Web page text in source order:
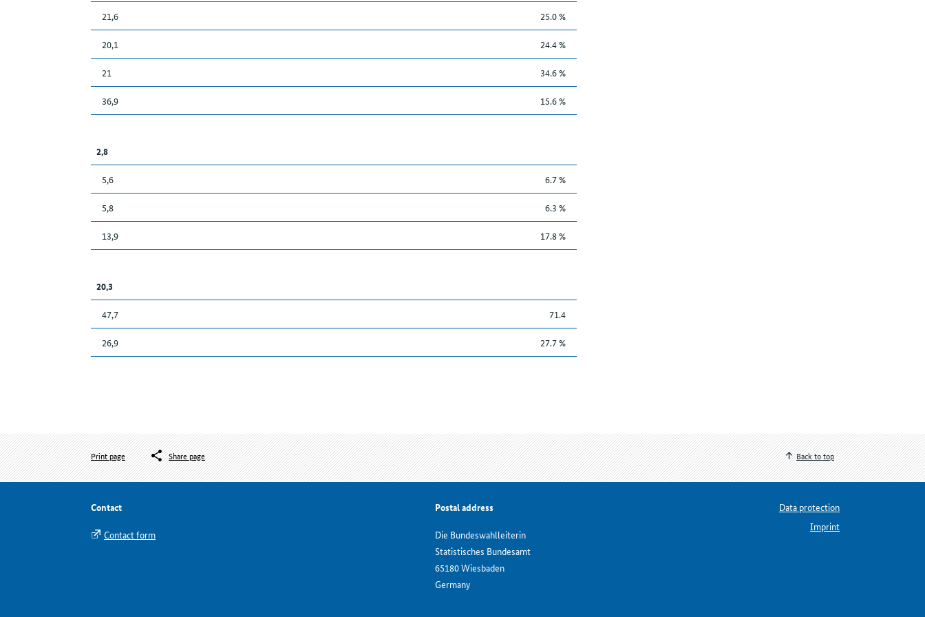
21,6 25.0 %
20,1 24.4 %
21 34.6 %
36,9 15.6 %
2,8
5,6 6.7 %
5,8 6.3 %
13,9 17.8 %
20,3
47,7 71.4
26,9 27.7 %
Print page Share page Back to top
Contact
Contact form
Postal address
Die Bundeswahlleiterin
Statistisches Bundesamt
65180 Wiesbaden
Germany
Data protection
Imprint